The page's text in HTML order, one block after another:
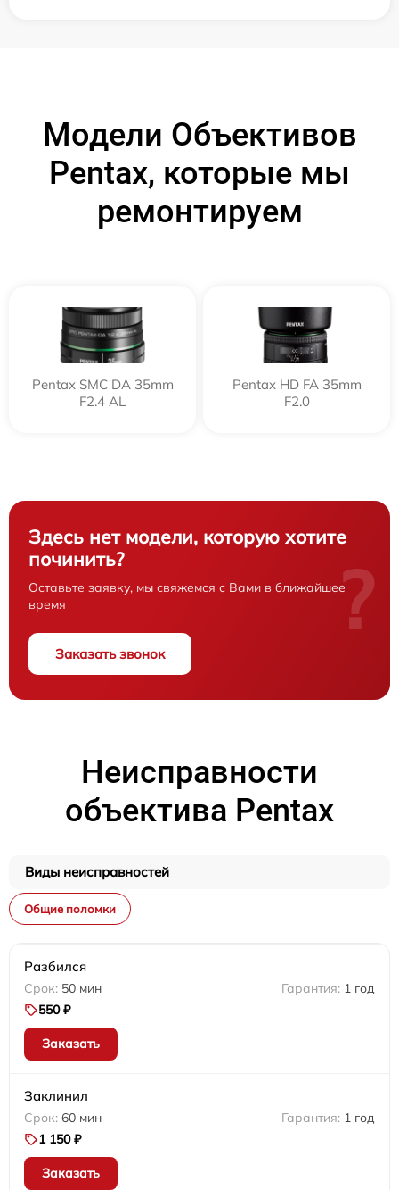
Модели Объективов
Pentax, которые мы
ремонтируем
Pentax SMC DA 35mm
F2.4 AL
Pentax HD FA 35mm
F2.0
Здесь нет модели, которую хотите
починить?
Оставьте заявку, мы свяжемся с Вами в ближайшее
время
Заказать звонок
?
Неисправности
объектива Pentax
Виды неисправностей
Общие поломки
Разбился
50 мин
1 год
550 ₽
Заказать
Заклинил
60 мин
1 год
1 150 ₽
Заказать